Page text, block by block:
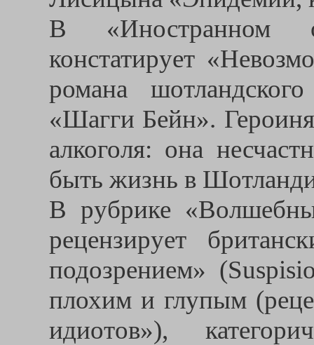
В «Иностранном
констатирует
романа
«Шагги Бейн».
алкоголя: она
быть жизнь в
В рубрике
рецензирует
подозрением»
плохим и глупым
идиотов»),